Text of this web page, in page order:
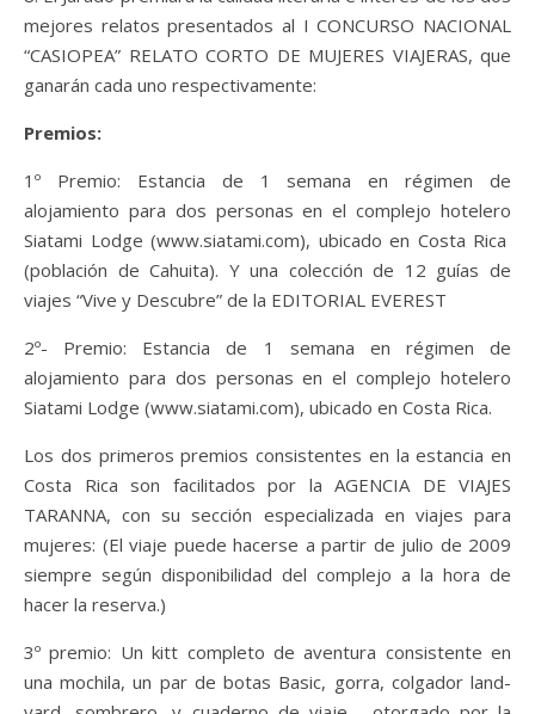
mejores relatos presentados al I CONCURSO NACIONAL
“CASIOPEA” RELATO CORTO DE MUJERES VIAJERAS, que
ganarán cada uno respectivamente:
Premios:
1º Premio: Estancia de 1 semana en régimen de
alojamiento para dos personas en el complejo hotelero
Siatami Lodge (www.siatami.com), ubicado en Costa Rica
(población de Cahuita). Y una colección de 12 guías de
viajes “Vive y Descubre” de la EDITORIAL EVEREST
2º- Premio: Estancia de 1 semana en régimen de
alojamiento para dos personas en el complejo hotelero
Siatami Lodge (www.siatami.com), ubicado en Costa Rica.
Los dos primeros premios consistentes en la estancia en
Costa Rica son facilitados por la AGENCIA DE VIAJES
TARANNA, con su sección especializada en viajes para
mujeres: (El viaje puede hacerse a partir de julio de 2009
siempre según disponibilidad del complejo a la hora de
hacer la reserva.)
3º premio: Un kitt completo de aventura consistente en
una mochila, un par de botas Basic, gorra, colgador land-